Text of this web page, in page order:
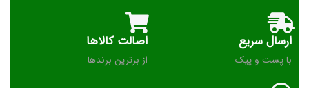
ارسال سریع
با پست و پیک
اصالت کالاها
از برترین برندها